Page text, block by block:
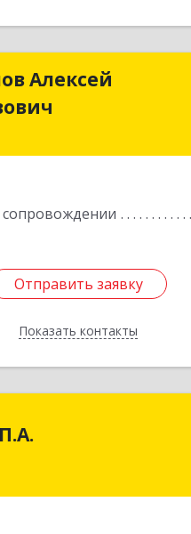
Алексей
Отправить заявку
Показать контакты
Шаповалов
Отправить заявку
Назад